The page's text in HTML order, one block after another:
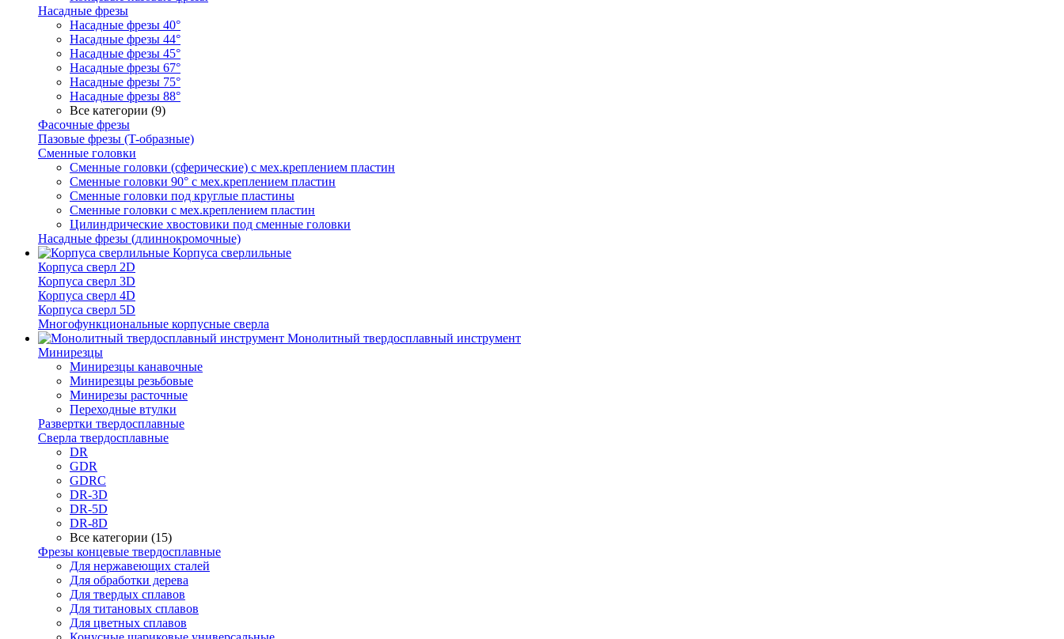
Насадные фрезы
Насадные фрезы 40°
Насадные фрезы 44°
Насадные фрезы 45°
Насадные фрезы 67°
Насадные фрезы 75°
Насадные фрезы 88°
Все категории (9)
Фасочные фрезы
Пазовые фрезы (T-образные)
Сменные головки
Сменные головки (сферические) с мех.креплением пластин
Сменные головки 90° с мех.креплением пластин
Сменные головки под круглые пластины
Сменные головки с мех.креплением пластин
Цилиндрические хвостовики под сменные головки
Насадные фрезы (длиннокромочные)
Корпуса сверлильные
Корпуса сверл 2D
Корпуса сверл 3D
Корпуса сверл 4D
Корпуса сверл 5D
Многофункциональные корпусные сверла
Монолитный твердосплавный инструмент
Минирезцы
Минирезцы канавочные
Минирезцы резьбовые
Минирезы расточные
Переходные втулки
Развертки твердосплавные
Сверла твердосплавные
DR
GDR
GDRC
DR-3D
DR-5D
DR-8D
Все категории (15)
Фрезы концевые твердосплавные
Для нержавеющих сталей
Для обработки дерева
Для твердых сплавов
Для титановых сплавов
Для цветных сплавов